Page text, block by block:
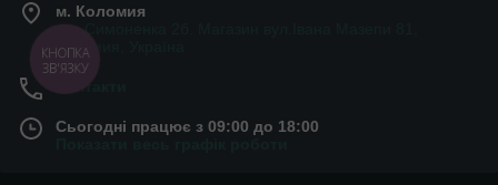
м. Коломия
вул.Симоненка 2б. Магазин вул.Івана Мазепи 81,
Коломия, Україна
Контакти
Сьогодні працює з 09:00 до 18:00
КНОПКА
ЗВ'ЯЗКУ